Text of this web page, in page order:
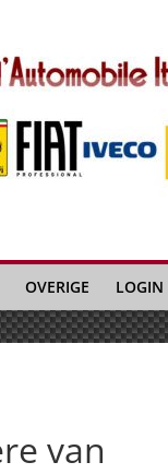
OVERIGE LOGIN
van